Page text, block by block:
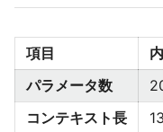
項目
パラメータ数
コンテキスト長